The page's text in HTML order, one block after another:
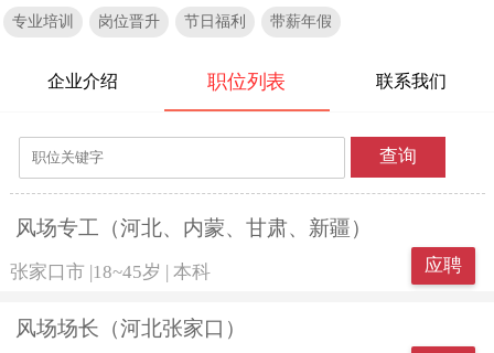
专业培训 岗位晋升 节日福利 带薪年假
企业介绍 职位列表 联系我们
查询
风场专工（河北、内蒙、甘肃、新疆）
张家口市 18~45岁 本科 应聘
风场场长（河北张家口）